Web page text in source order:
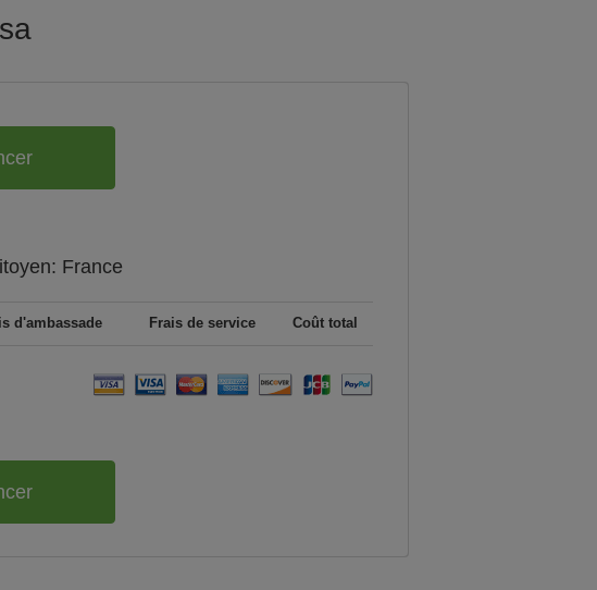
France
d'ambassade Frais de service Coût total